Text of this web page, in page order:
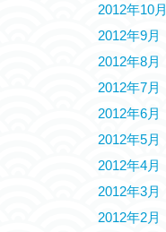
2012年10月
2012年9月
2012年8月
2012年7月
2012年6月
2012年5月
2012年4月
2012年3月
2012年2月